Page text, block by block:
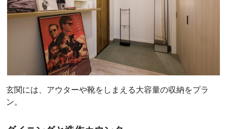
玄関には、アウターや靴をしまえる大容量の収納をプラ
ン。